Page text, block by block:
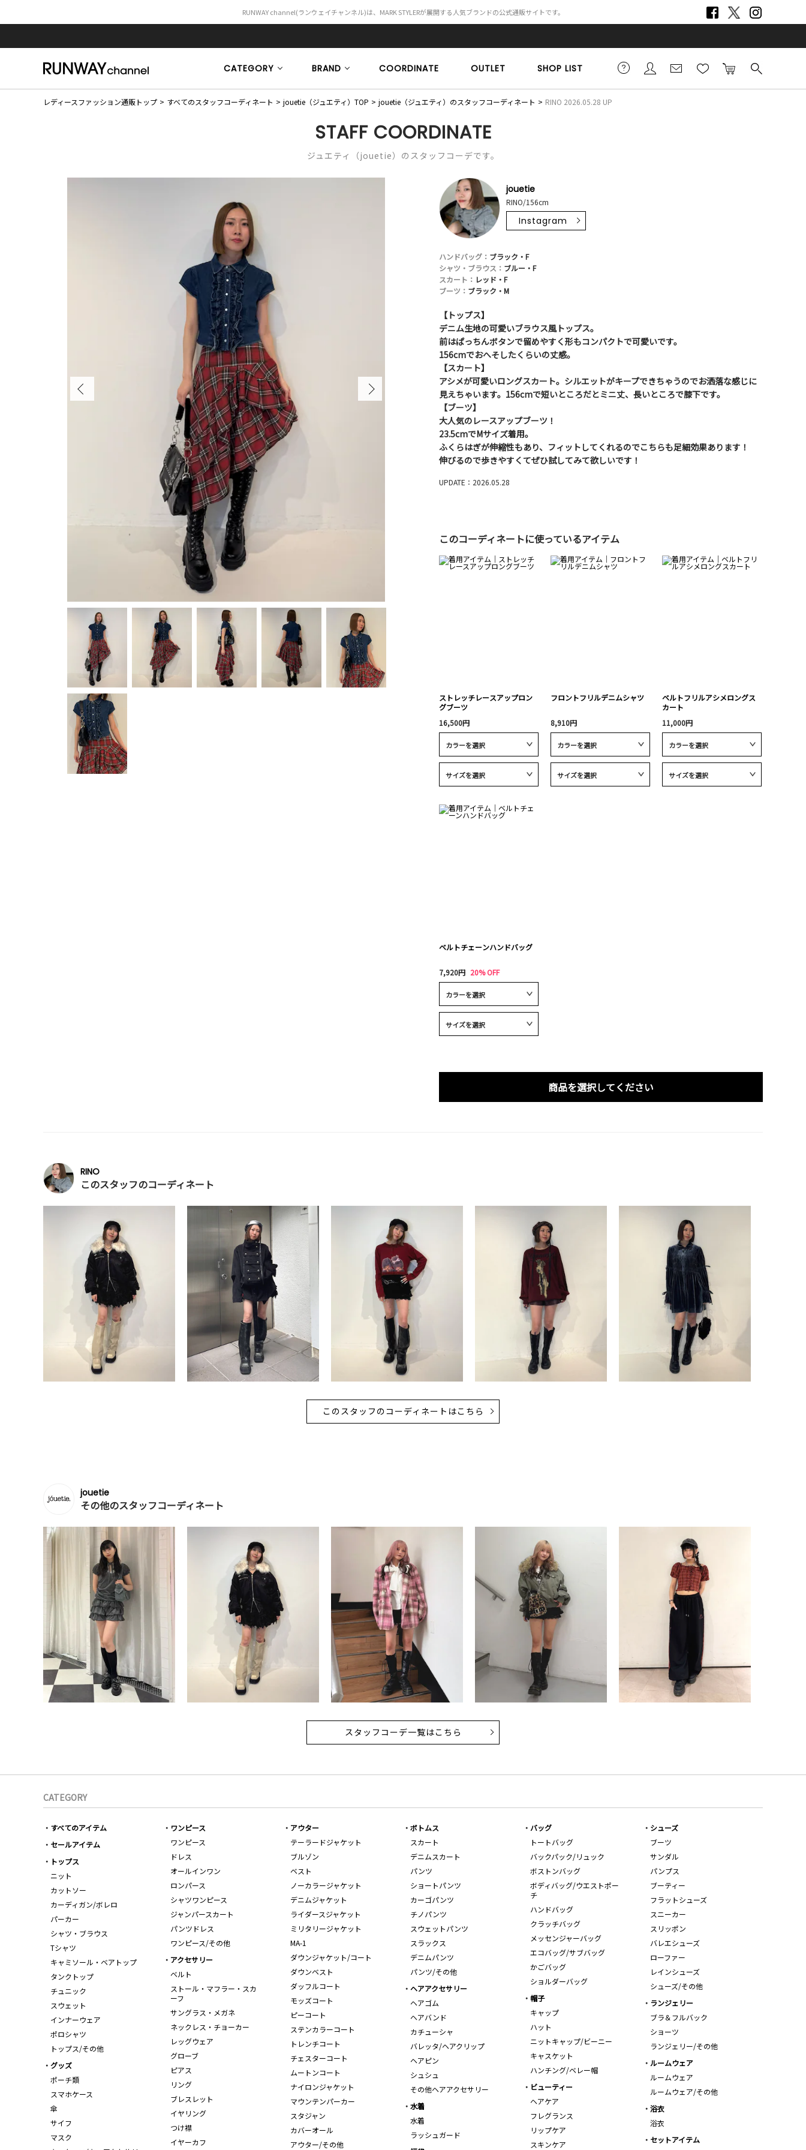
RUNWAY channel(ランウェイチャンネル)は、MARK STYLERが展開する人気ブランドの公式通販サイトです。
CATEGORY BRAND COORDINATE OUTLET SHOP LIST
レディースファッション通販トップ すべてのスタッフコーディネート jouetie（ジュエティ）TOP jouetie（ジュエティ）のスタッフコーディネート RINO 2026.05.28 UP
STAFF COORDINATE
ジュエティ（jouetie）のスタッフコーデです。
jouetie
RINO/156cm
Instagram
ハンドバッグ： ブラック・F
シャツ・ブラウス： ブルー・F
スカート： レッド・F
ブーツ： ブラック・M
【トップス】
デニム生地の可愛いブラウス風トップス。
前はぱっちんボタンで留めやすく形もコンパクトで可愛いです。
156cmでおへそしたくらいの丈感。
【スカート】
アシメが可愛いロングスカート。シルエットがキープできちゃうのでお洒落な感じに
見えちゃいます。156cmで短いところだとミニ丈、長いところで膝下です。
【ブーツ】
大人気のレースアップブーツ！
23.5cmでMサイズ着用。
ふくらはぎが伸縮性もあり、フィットしてくれるのでこちらも足細効果あります！
伸びるので歩きやすくてぜひ試してみて欲しいです！
UPDATE：2026.05.28
このコーディネートに使っているアイテム
ストレッチレースアップロン
グブーツ
16,500円
フロントフリルデニムシャツ
8,910円
ベルトフリルアシメロングス
カート
11,000円
ベルトチェーンハンドバッグ
7,920円 20% OFF
商品を選択してください
RINO
このスタッフのコーディネート
このスタッフのコーディネートはこちら
jouetie
その他のスタッフコーディネート
スタッフコーデ一覧はこちら
CATEGORY
すべてのアイテム
セールアイテム
トップス
ニット
カットソー
カーディガン/ボレロ
パーカー
シャツ・ブラウス
Tシャツ
キャミソール・ベアトップ
タンクトップ
チュニック
スウェット
インナーウェア
ポロシャツ
トップス/その他
ワンピース
ワンピース
ドレス
オールインワン
ロンパース
シャツワンピース
ジャンパースカート
パンツドレス
ワンピース/その他
アウター
テーラードジャケット
ブルゾン
ベスト
ノーカラージャケット
デニムジャケット
ライダースジャケット
ミリタリージャケット
MA-1
ダウンジャケット/コート
ダウンベスト
ダッフルコート
モッズコート
ピーコート
ステンカラーコート
トレンチコート
チェスターコート
ムートンコート
ナイロンジャケット
マウンテンパーカー
スタジャン
カバーオール
アウター/その他
ボトムス
スカート
デニムスカート
パンツ
ショートパンツ
カーゴパンツ
チノパンツ
スウェットパンツ
スラックス
デニムパンツ
パンツ/その他
バッグ
トートバッグ
バックパック/リュック
ボストンバッグ
ボディバッグ/ウエストポー
チ
ハンドバッグ
クラッチバッグ
メッセンジャーバッグ
エコバッグ/サブバッグ
かごバッグ
ショルダーバッグ
シューズ
ブーツ
サンダル
パンプス
ブーティー
フラットシューズ
スニーカー
スリッポン
バレエシューズ
ローファー
レインシューズ
シューズ/その他
アクセサリー
ベルト
ストール・マフラー・スカ
ーフ
サングラス・メガネ
ネックレス・チョーカー
レッグウェア
グローブ
ピアス
リング
ブレスレット
イヤリング
つけ襟
イヤーカフ
ヘアアクセサリー
ヘアゴム
ヘアバンド
カチューシャ
バレッタ/ヘアクリップ
ヘアピン
シュシュ
その他ヘアアクセサリー
帽子
キャップ
ハット
ニットキャップ/ビーニー
キャスケット
ハンチング/ベレー帽
ランジェリー
ブラ＆フルバック
ショーツ
ランジェリー/その他
ルームウェア
ルームウェア
ルームウェア/その他
グッズ
ポーチ類
スマホケース
傘
サイフ
マスク
ビューティー
ヘアケア
フレグランス
リップケア
スキンケア
水着
水着
ラッシュガード
浴衣
浴衣
セットアイテム